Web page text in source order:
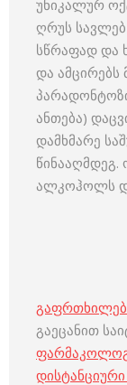
უნიკალურ
ღრუს სავლებ
სწრაფად და
და ამცირებს
ანთება)
დამხმარე
ალკოჰოლს
გაეცანით